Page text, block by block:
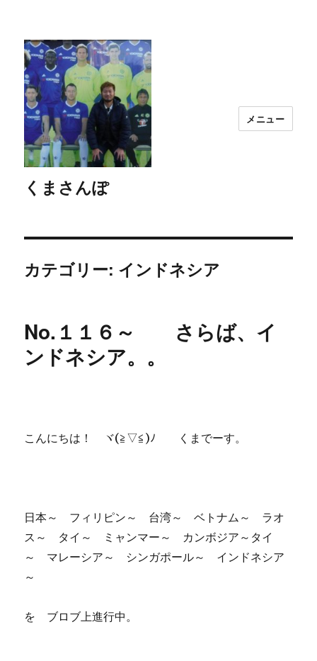
くまさんぽ
メニュー
カテゴリー: インドネシア
No.１１６～ さらば、イ
ンドネシア。。
こんにちは！ ヾ(≧▽≦)ﾉ くまでーす。
日本～ フィリピン～ 台湾～ ベトナム～ ラオ
ス～ タイ～ ミャンマー～ カンボジア～タイ
～ マレーシア～ シンガポール～ インドネシア
～
を ブロブ上進行中。